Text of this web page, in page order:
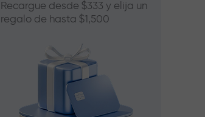
Recargue desde $333 y elija un
regalo de hasta $1,500